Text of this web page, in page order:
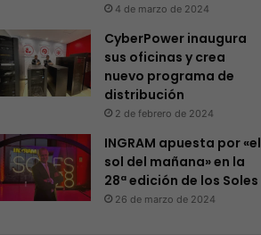
4 de marzo de 2024
CyberPower inaugura
sus oficinas y crea
nuevo programa de
distribución
2 de febrero de 2024
INGRAM apuesta por «el
sol del mañana» en la
28ª edición de los Soles
26 de marzo de 2024